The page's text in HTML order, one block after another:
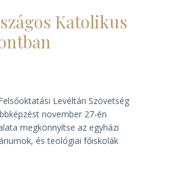
Katolikus
Levéltári Szövetség
november 27-én
megkönnyítse az egyházi
és teológiai főiskolák